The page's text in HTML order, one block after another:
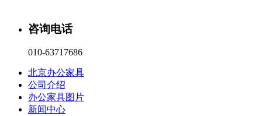
咨询电话
010-63717686
北京办公家具
公司介绍
办公家具图片
新闻中心